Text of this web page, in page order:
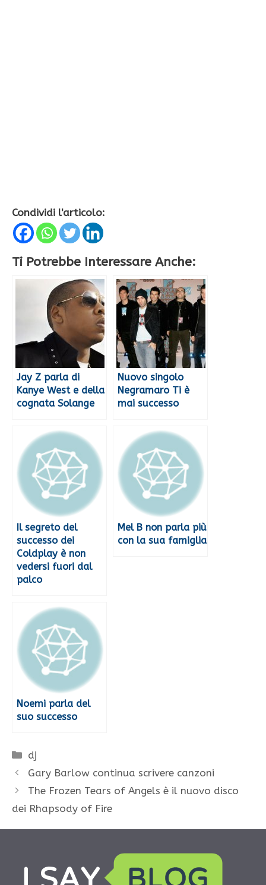
Condividi l'articolo:
Ti Potrebbe Interessare Anche:
Jay Z parla di
Kanye West e della
cognata Solange
Nuovo singolo
Negramaro Ti è
mai successo
Il segreto del
successo dei
Coldplay è non
vedersi fuori dal
palco
Mel B non parla più
con la sua famiglia
Noemi parla del
suo successo
Categorie
dj
Gary Barlow continua scrivere canzoni
The Frozen Tears of Angels è il nuovo disco
dei Rhapsody of Fire